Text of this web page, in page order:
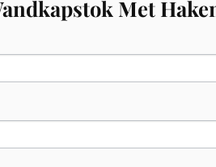
Met